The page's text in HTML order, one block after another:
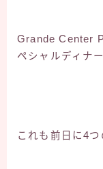
Grande Center
ペシャルディナ
これも前日に4つ